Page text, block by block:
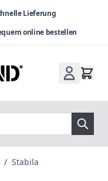
Lieferung
online bestellen
/ Stabila